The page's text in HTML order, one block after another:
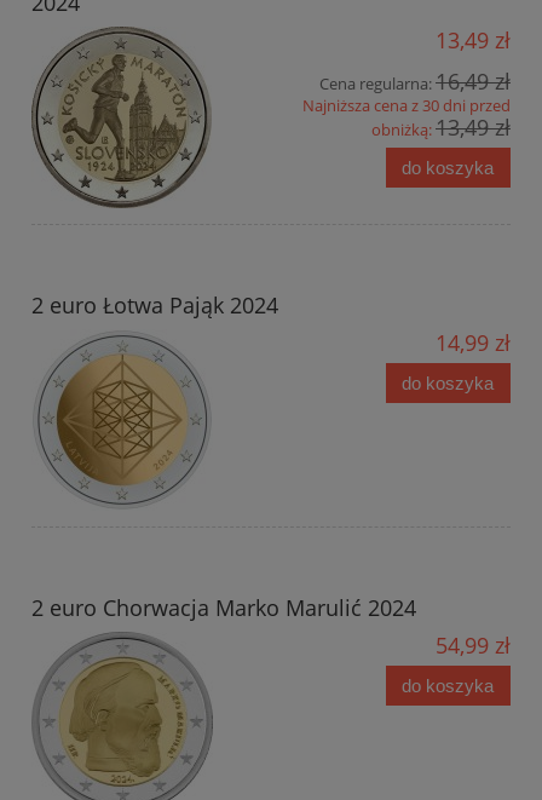
13,49 zł
Cena regularna:16,49 zł
Najniższa cena z 30 dni przed
obniżką:13,49 zł
do koszyka
2 euro Łotwa Pająk 2024
14,99 zł
do koszyka
2 euro Chorwacja Marko Marulić 2024
54,99 zł
do koszyka